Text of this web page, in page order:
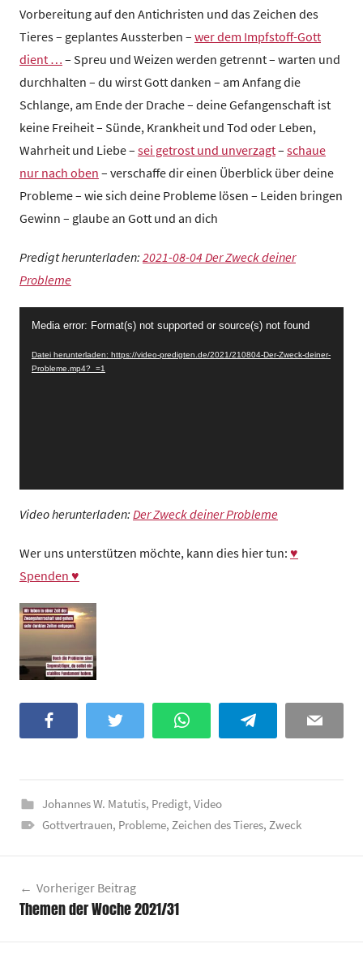
d
e
z
u
m
Vorbereitung auf den Antichristen und das Zeichen des
Tieres – geplantes Aussterben – wer dem Impfstoff-Gott
dient … – Spreu und Weizen werden getrennt – warten und
durchhalten – du wirst Gott danken – am Anfang die
Schlange, am Ende der Drache – deine Gefangenschaft ist
keine Freiheit – Sünde, Krankheit und Tod oder Leben,
Wahrheit und Liebe – sei getrost und unverzagt– schaue
nur nach oben – verschaffe dir einen Überblick über deine
Probleme – wie sich deine Probleme lösen – Leiden bringen
Gewinn – glaube an Gott und an dich
Predigt herunterladen: 2021-08-04 Der Zweck deiner
Probleme
Video-
Media error: Format(s) not supported or source(s) not found
Datei herunterladen: https://video-predigten.de/2021/210804-Der-Zweck-deiner-
Probleme.mp4?_=1
Video herunterladen: Der Zweck deiner Probleme
Wer uns unterstützen möchte, kann dies hier tun: ♥
Spenden ♥
Twitter WhatsApp Telegram Email
Johannes W. Matutis, Predigt, Video
Gottvertrauen, Probleme, Zeichen des Tieres, Zweck
Vorheriger Beitrag
Themen der Woche 2021/31